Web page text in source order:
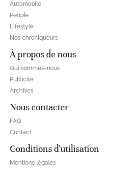
Automobile
People
Lifestyle
Nos chroniqueurs
À propos de nous
Qui sommes-nous
Publicité
Archives
Nous contacter
FAQ
Contact
Conditions d'utilisation
Mentions légales